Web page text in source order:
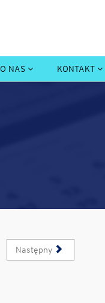
O NAS KONTAKT
Następny